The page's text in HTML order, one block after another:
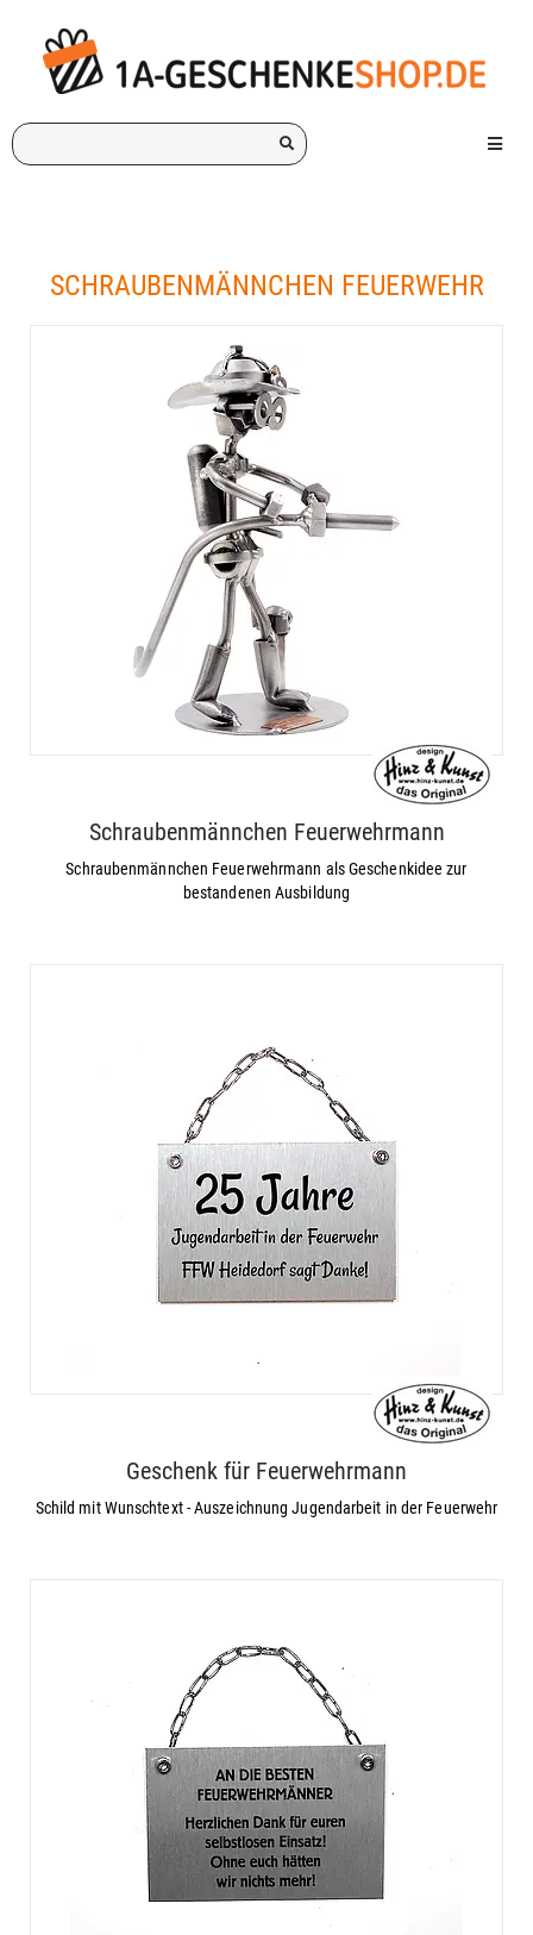
Ich
suche
Menü
SCHRAUBENMÄNNCHEN FEUERWEHR
Schraubenmännchen Feuerwehrmann
Schraubenmännchen Feuerwehrmann als Geschenkidee zur
bestandenen Ausbildung
Geschenk für Feuerwehrmann
Schild mit Wunschtext - Auszeichnung Jugendarbeit in der Feuerwehr